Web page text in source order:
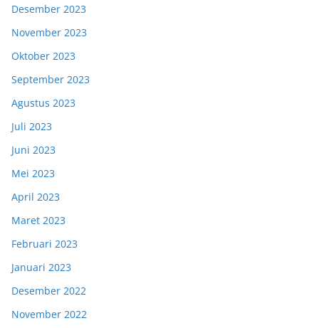
Desember 2023
November 2023
Oktober 2023
September 2023
Agustus 2023
Juli 2023
Juni 2023
Mei 2023
April 2023
Maret 2023
Februari 2023
Januari 2023
Desember 2022
November 2022